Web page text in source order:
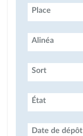
Place
Alinéa
Sort
État
Date de dépôt